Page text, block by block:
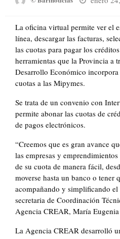
La oficina virtual permite ver el
línea, descargar las facturas,
las cuotas para pagar los
herramientas que la Provincia a
Desarrollo Económico
cuotas a las Mipymes.
Se trata de un convenio con
permite abonar las cuotas de
de pagos electrónicos.
“Creemos que es gran avance
las empresas y
de su cuota de manera fácil,
moverse hasta un banco o tener
acompañando y simplificando
secretaria de Coordinación
Agencia CREAR, María Eugenia
La Agencia CREAR desarrolló